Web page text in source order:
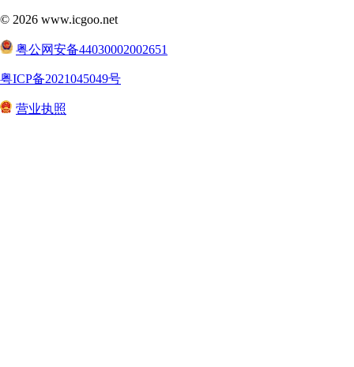
© 2026 www.icgoo.net
粤公网安备44030002002651
粤ICP备2021045049号
营业执照